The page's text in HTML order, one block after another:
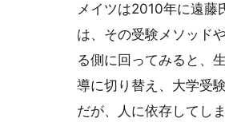
メイツは2010年に遠藤
は、その受験メソッド
る側に回ってみると、
導に切り替え、大学受
だが、人に依存してし